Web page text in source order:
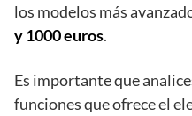
los modelos más
y 1000 euros.
Es importante que
funciones que ofrece el